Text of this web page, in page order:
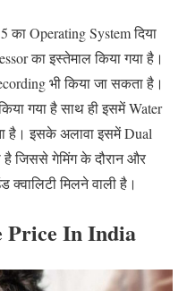
Operating System दिया
का इस्तेमाल किया गया है।
भी किया जा सकता है।
गया है साथ ही इसमें Water
है। इसके अलावा इसमें Dual
है जिससे गेमिंग के दौरान और
मिलने वाली है।
Price In India